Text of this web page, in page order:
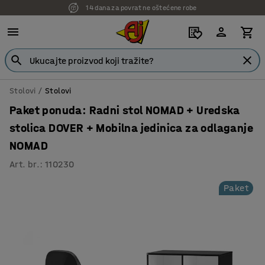
Stolovi Stolovi
Paket ponuda: Radni stol NOMAD + Uredska
stolica DOVER + Mobilna jedinica za odlaganje
NOMAD
Art. br. :110230
Paket